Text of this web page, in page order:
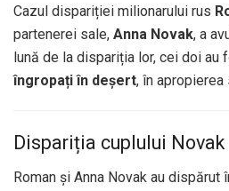
Cazul dispariției milionarului rus
partenerei sale, Anna Novak, a
lună de la dispariția lor, cei doi au
îngropați în deșert, în apropierea
Dispariția cuplului Novak
Roman și Anna Novak au dispărut